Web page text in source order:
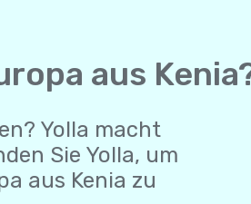
aus
Yolla macht
Sie Yolla, um
aus Kenia zu